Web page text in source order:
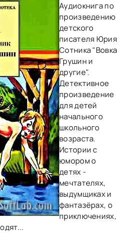
Аудиокнига по
произведению
детского
писателя Юрия
Сотника "Вовка
Грушин и
другие".
Детективное
произведение
для детей
начального
школьного
возраста.
Истории с
юмором о
детях -
мечтателях,
выдумщиках и
фантазёрах, о
приключениях,